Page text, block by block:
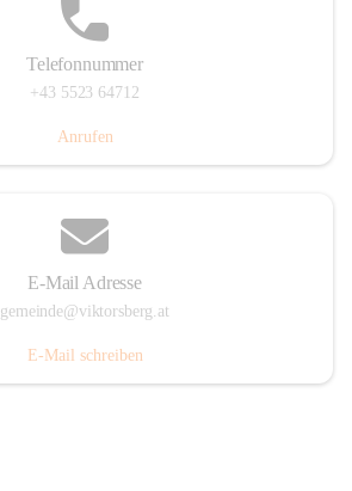
Telefonnummer
+43 5523 64712
Anrufen
E-Mail Adresse
gemeinde@viktorsberg.at
E-Mail schreiben